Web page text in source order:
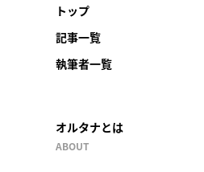
トップ
記事一覧
執筆者一覧
オルタナとは
ABOUT